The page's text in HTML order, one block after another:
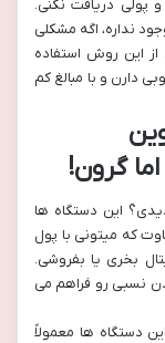
پولی دریافت نکنی.
نداره، اگه مشکلی
این روش استفاده
دارن و با مبالغ کم
این دستگاه ها
که میتونی با پول
بخری یا بفروشی.
نسبی رو فراهم می
دستگاه ها معمولاً